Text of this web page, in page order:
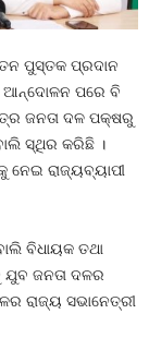
ପୁସ୍ତକ ପ୍ରଦାନ
ଆନ୍ଦୋଳନ ପରେ ବି
ଜନତା ଦଳ ପକ୍ଷରୁ
ସ୍ଥିର କରିଛି ।
ନେଇ ରାଜ୍ୟବ୍ୟାପୀ
ବିଧାୟକ ତଥା
ଯୁବ ଜନତା ଦଳର
ରାଜ୍ୟ ସଭାନେତ୍ରୀ